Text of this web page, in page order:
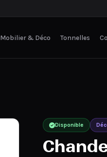
Mobilier & Déco Tonnelles
Disponible